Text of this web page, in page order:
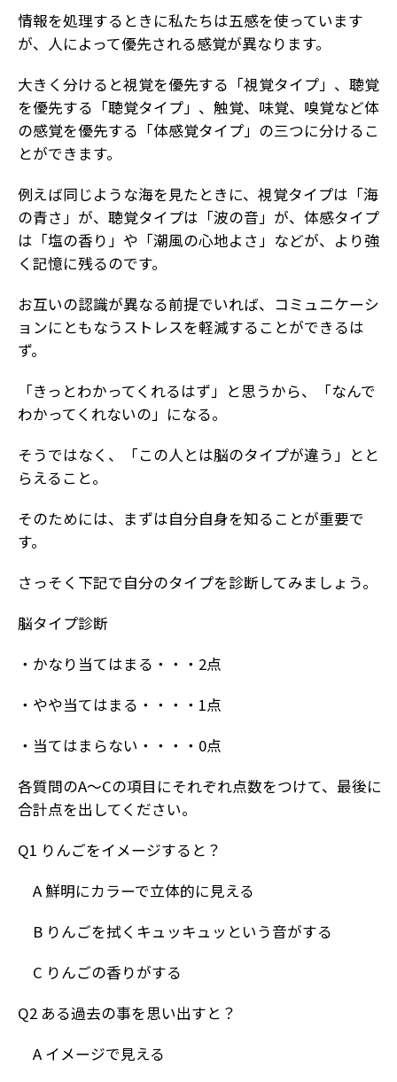
情報を処理するときに私たちは五感を使っています
が、人によって優先される感覚が異なります。
大きく分けると視覚を優先する「視覚タイプ」、聴覚
を優先する「聴覚タイプ」、触覚、味覚、嗅覚など体
の感覚を優先する「体感覚タイプ」の三つに分けるこ
とができます。
例えば同じような海を見たときに、視覚タイプは「海
の青さ」が、聴覚タイプは「波の音」が、体感タイプ
は「塩の香り」や「潮風の心地よさ」などが、より強
く記憶に残るのです。
お互いの認識が異なる前提でいれば、コミュニケーシ
ョンにともなうストレスを軽減することができるは
ず。
「きっとわかってくれるはず」と思うから、「なんで
わかってくれないの」になる。
そうではなく、「この人とは脳のタイプが違う」とと
らえること。
そのためには、まずは自分自身を知ることが重要で
す。
さっそく下記で自分のタイプを診断してみましょう。
脳タイプ診断
・かなり当てはまる・・・2点
・やや当てはまる・・・・1点
・当てはまらない・・・・0点
各質問のA～Cの項目にそれぞれ点数をつけて、最後に
合計点を出してください。
Q1 りんごをイメージすると？
A 鮮明にカラーで立体的に見える
B りんごを拭くキュッキュッという音がする
C りんごの香りがする
Q2 ある過去の事を思い出すと？
A イメージで見える